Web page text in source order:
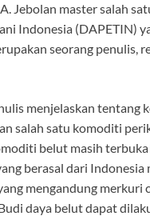
Jebolan master salah
Indonesia (DAPETIN)
seorang penulis,
menjelaskan
salah satu komoditi
belut masih
berasal dari
mengandung
daya belut dapat